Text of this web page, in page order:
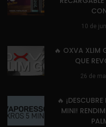
10 de
🔥 OXVA XLIM
QUE
26 de
🔥
MINI!